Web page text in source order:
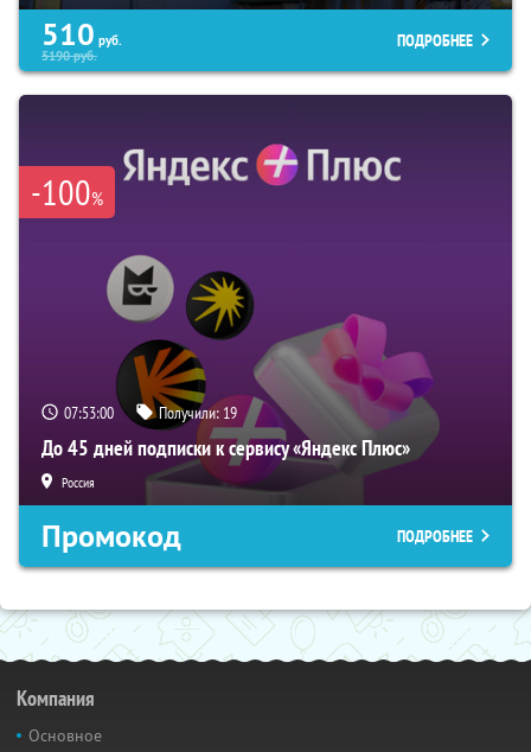
510 руб.
5190руб.
ПОДРОБНЕЕ
-100%
07:52:59 Получили: 19
До 45 дней подписки к сервису «Яндекс Плюс»
Россия
Промокод ПОДРОБНЕЕ
Компания
Основное